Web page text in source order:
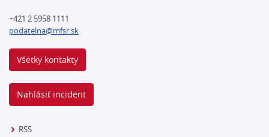
+421 2 5958 1111
podatelna@mfsr.sk
Všetky kontakty
Nahlásiť incident
RSS